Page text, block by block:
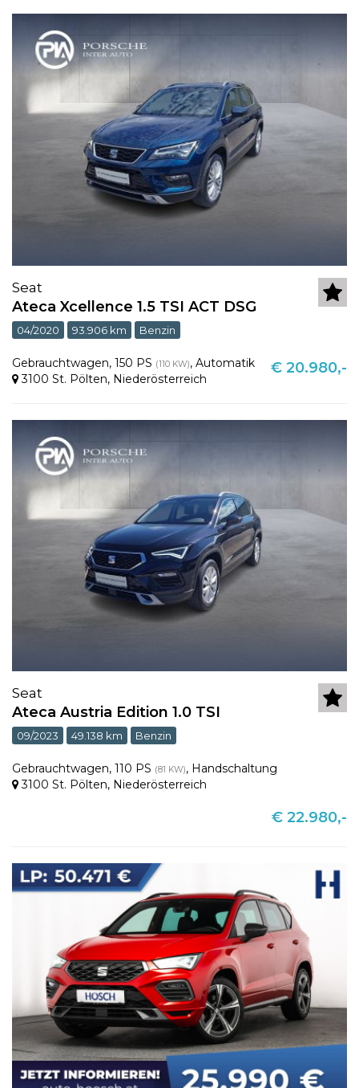
Seat
Ateca Xcellence 1.5 TSI ACT DSG
04/2020 93.906 km Benzin
Gebrauchtwagen, 150 PS (110 KW), Automatik
3100 St. Pölten, Niederösterreich
€ 20.980,-
Seat
Ateca Austria Edition 1.0 TSI
09/2023 49.138 km Benzin
Gebrauchtwagen, 110 PS (81 KW), Handschaltung
3100 St. Pölten, Niederösterreich
€ 22.980,-